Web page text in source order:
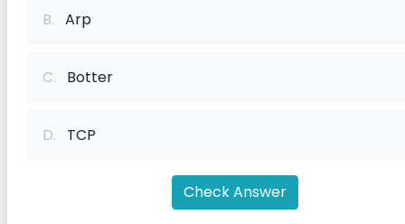
B. Arp
C. Botter
D. TCP
Check Answer